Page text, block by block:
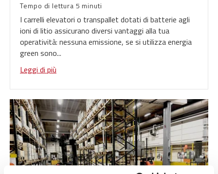
Tempo di lettura 5 minuti
I carrelli elevatori o transpallet dotati di batterie agli
ioni di litio assicurano diversi vantaggi alla tua
operatività: nessuna emissione, se si utilizza energia
green sono...
Leggi di più